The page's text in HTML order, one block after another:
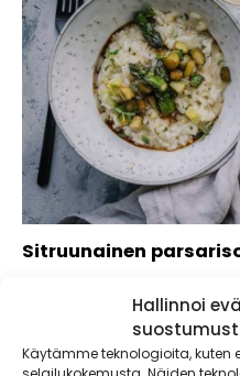
Hallinnoi
Käytämme teknologioita,
Sitruunainen
Parsa ja sitruuna ovat